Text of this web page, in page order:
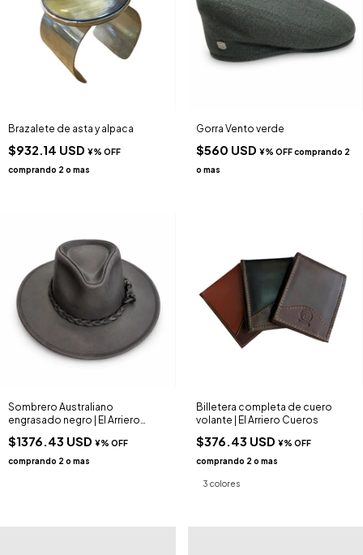
Brazalete de asta y alpaca
$932.14 USD
Gorra Vento verde
$560 USD
Sombrero Australiano
engrasado negro | El Arriero
$1376.43 USD
Billetera completa de cuero
volante | El Arriero Cueros
$376.43 USD
3 colores